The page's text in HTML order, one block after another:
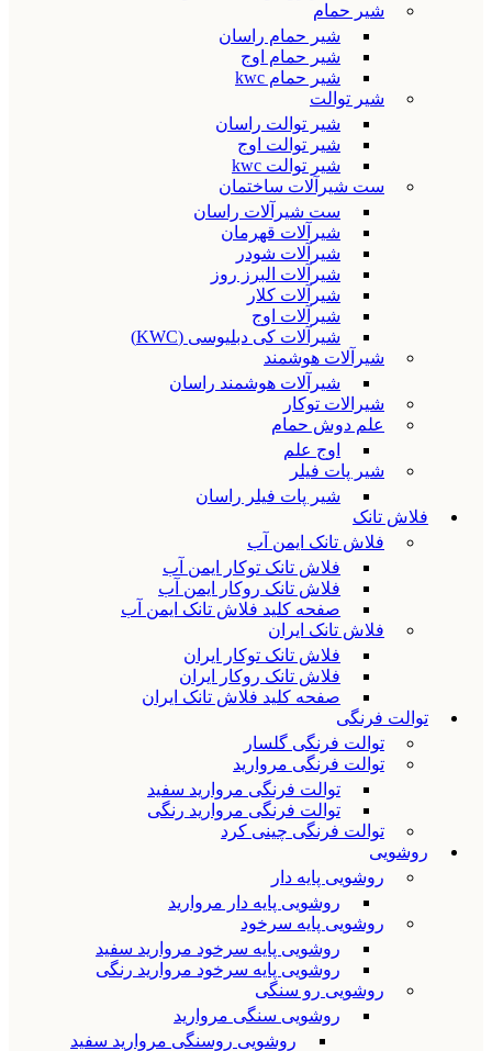
شیر حمام
شیر حمام راسان
شیر حمام اوج
شیر حمام kwc
شیر توالت
شیر توالت راسان
شیر توالت اوج
شیر توالت kwc
ست شیرآلات ساختمان
ست شیرآلات راسان
شیرآلات قهرمان
شیرآلات شودر
شیرآلات البرز روز
شیرآلات کلار
شیرآلات اوج
شیرآلات کی دبلیوسی (KWC)
شیرآلات هوشمند
شیرآلات هوشمند راسان
شیرالات توکار
علم دوش حمام
اوج علم
شیر پات فیلر
شیر پات فیلر راسان
فلاش تانک
فلاش تانک ایمن آب
فلاش تانک توکار ایمن آب
فلاش تانک روکار ایمن آب
صفحه کلید فلاش تانک ایمن آب
فلاش تانک ایران
فلاش تانک توکار ایران
فلاش تانک روکار ایران
صفحه کلید فلاش تانک ایران
توالت فرنگی
توالت فرنگی گلسار
توالت فرنگی مروارید
توالت فرنگی مروارید سفید
توالت فرنگی مروارید رنگی
توالت فرنگی چینی کرد
روشویی
روشویی پایه دار
روشویی پایه دار مروارید
روشویی پایه سرخود
روشویی پایه سرخود مروارید سفید
روشویی پایه سرخود مروارید رنگی
روشویی رو سنگی
روشویی سنگی مروارید
روشویی روسنگی مروارید سفید